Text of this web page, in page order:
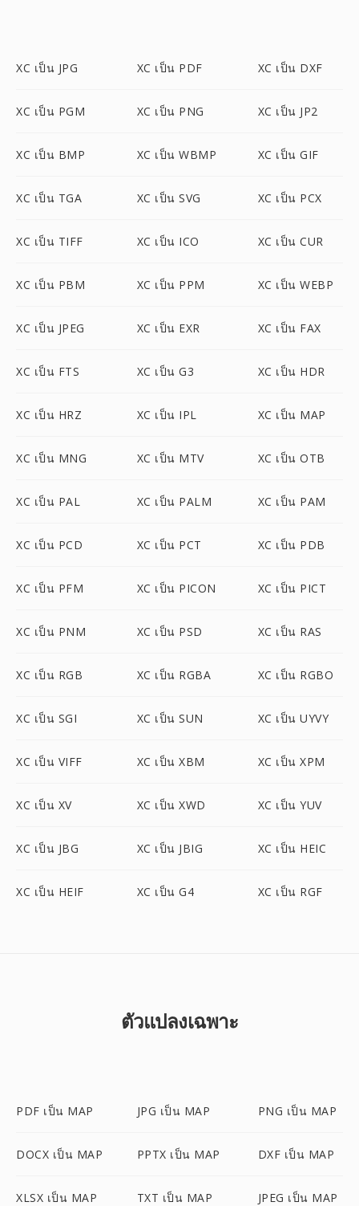
XC เป็น JPG XC เป็น PDF XC เป็น DXF
XC เป็น PGM XC เป็น PNG XC เป็น JP2
XC เป็น BMP XC เป็น WBMP XC เป็น GIF
XC เป็น TGA XC เป็น SVG XC เป็น PCX
XC เป็น TIFF XC เป็น ICO XC เป็น CUR
XC เป็น PBM XC เป็น PPM XC เป็น WEBP
XC เป็น JPEG XC เป็น EXR XC เป็น FAX
XC เป็น FTS XC เป็น G3 XC เป็น HDR
XC เป็น HRZ XC เป็น IPL XC เป็น MAP
XC เป็น MNG XC เป็น MTV XC เป็น OTB
XC เป็น PAL XC เป็น PALM XC เป็น PAM
XC เป็น PCD XC เป็น PCT XC เป็น PDB
XC เป็น PFM XC เป็น PICON XC เป็น PICT
XC เป็น PNM XC เป็น PSD XC เป็น RAS
XC เป็น RGB XC เป็น RGBA XC เป็น RGBO
XC เป็น SGI XC เป็น SUN XC เป็น UYVY
XC เป็น VIFF XC เป็น XBM XC เป็น XPM
XC เป็น XV XC เป็น XWD XC เป็น YUV
XC เป็น JBG XC เป็น JBIG XC เป็น HEIC
XC เป็น HEIF XC เป็น G4 XC เป็น RGF
ตัวแปลงเฉพาะ
PDF เป็น MAP JPG เป็น MAP PNG เป็น MAP
DOCX เป็น MAP PPTX เป็น MAP DXF เป็น MAP
XLSX เป็น MAP TXT เป็น MAP JPEG เป็น MAP